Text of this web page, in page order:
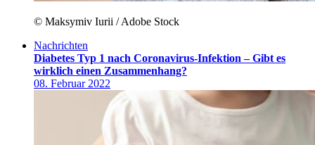
© Maksymiv Iurii / Adobe Stock
Nachrichten
Diabetes Typ 1 nach Coronavirus-Infektion – Gibt es
wirklich einen Zusammenhang?
08. Februar 2022